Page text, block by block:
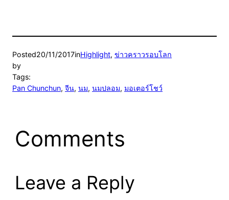
Posted20/11/2017inHighlight, ข่าวคราวรอบโลก
by
Tags:
Pan Chunchun, จีน, นม, นมปลอม, มอเตอร์โชว์
Comments
Leave a Reply